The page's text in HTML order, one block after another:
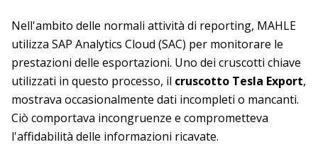
Nell'ambito delle normali attività di reporting, MAHLE
utilizza SAP Analytics Cloud (SAC) per monitorare le
prestazioni delle esportazioni. Uno dei cruscotti chiave
utilizzati in questo processo, il cruscotto Tesla Export,
mostrava occasionalmente dati incompleti o mancanti.
Ciò comportava incongruenze e comprometteva
l'affidabilità delle informazioni ricavate.